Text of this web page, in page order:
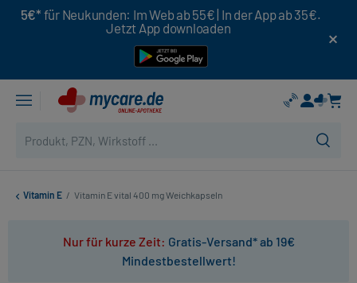
5€* für Neukunden: Im Web ab 55€ | In der App ab 35€.
Jetzt App downloaden
Vitamin E / Vitamin E vital 400 mg Weichkapseln
Nur für kurze Zeit: Gratis-Versand* ab 19€
Mindestbestellwert!